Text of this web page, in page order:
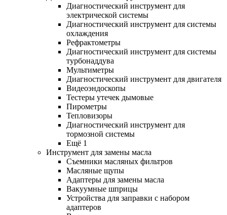
Диагностический инструмент для
электрической системы
Диагностический инструмент для системы
охлаждения
Рефрактометры
Диагностический инструмент для системы
турбонаддува
Мультиметры
Диагностический инструмент для двигателя
Видеоэндоскопы
Тестеры утечек дымовые
Пирометры
Тепловизоры
Диагностический инструмент для
тормозной системы
Ещё 1
Инструмент для замены масла
Съемники масляных фильтров
Масляные щупы
Адаптеры для замены масла
Вакуумные шприцы
Устройства для заправки с набором
адаптеров